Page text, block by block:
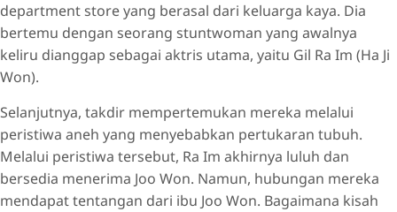
department store yang berasal dari keluarga kaya. Dia
bertemu dengan seorang stuntwoman yang awalnya
keliru dianggap sebagai aktris utama, yaitu Gil Ra Im (Ha Ji
Won).
Selanjutnya, takdir mempertemukan mereka melalui
peristiwa aneh yang menyebabkan pertukaran tubuh.
Melalui peristiwa tersebut, Ra Im akhirnya luluh dan
bersedia menerima Joo Won. Namun, hubungan mereka
mendapat tentangan dari ibu Joo Won. Bagaimana kisah